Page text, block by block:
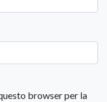
browser per la